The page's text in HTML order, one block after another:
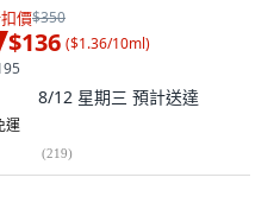
價$350
$136 ($1.36/10ml)
8/12 星期三 預計送達
運
(219)